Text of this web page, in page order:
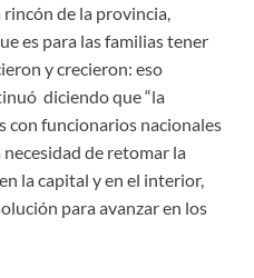
de la provincia,
es para las familias tener
y crecieron: eso
diciendo que “la
con funcionarios nacionales
de retomar la
la capital y en el interior,
para avanzar en los